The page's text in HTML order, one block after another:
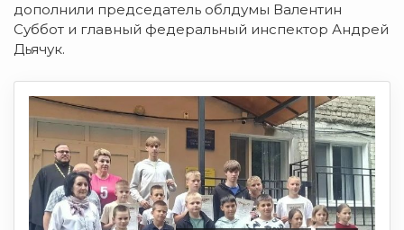
дополнили председатель облдумы Валентин
Суббот и главный федеральный инспектор Андрей
Дьячук.